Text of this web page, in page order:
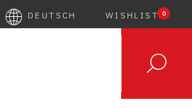
DEUTSCH WISHLIST 0